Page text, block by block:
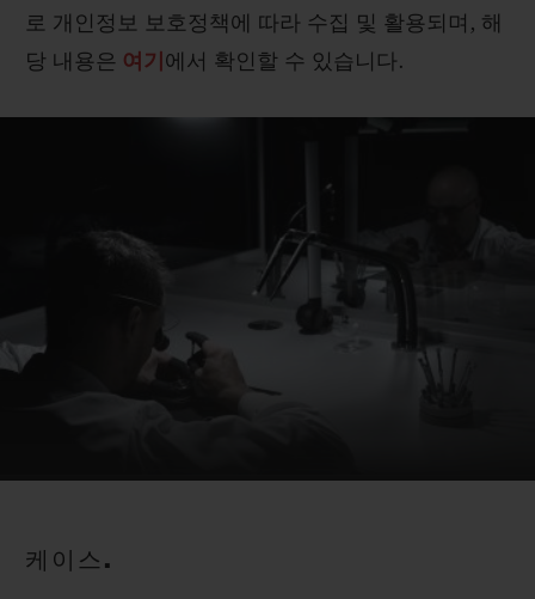
로 개인정보 보호정책에 따라 수집 및 활용되며 , 해
당 내용은 여기 에서 확인할 수 있습니다.
케이스.